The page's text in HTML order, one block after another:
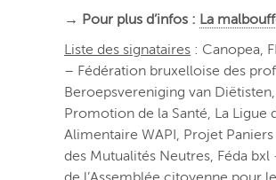
→ Pour plus d’infos : La
Liste des signataires : Canopea,
– Fédération bruxelloise des
Beroepsvereniging van
Promotion de la Santé, La Ligue
Alimentaire WAPI, Projet Paniers
des Mutualités Neutres, Féda